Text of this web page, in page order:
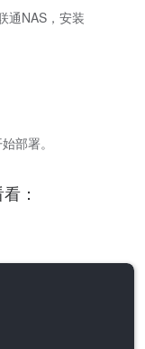
通NAS，安装
部署。
：